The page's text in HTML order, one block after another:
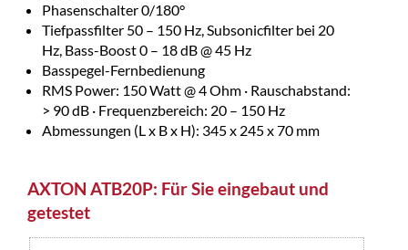
Phasenschalter 0/180°
Tiefpassfilter 50 – 150 Hz, Subsonicfilter bei 20
Hz, Bass-Boost 0 – 18 dB @ 45 Hz
Basspegel-Fernbedienung
RMS Power: 150 Watt @ 4 Ohm · Rauschabstand:
> 90 dB · Frequenzbereich: 20 – 150 Hz
Abmessungen (L x B x H): 345 x 245 x 70 mm
AXTON ATB20P: Für Sie eingebaut und
getestet